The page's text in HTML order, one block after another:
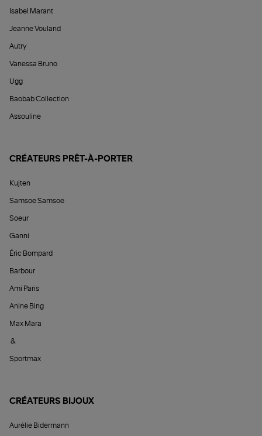
Isabel Marant
Jeanne Vouland
Autry
Vanessa Bruno
Ugg
Baobab Collection
Assouline
CRÉATEURS PRÊT-À-PORTER
Kujten
Samsoe Samsoe
Soeur
Ganni
Éric Bompard
Barbour
Ami Paris
Anine Bing
Max Mara
&
Sportmax
CRÉATEURS BIJOUX
Aurélie Bidermann